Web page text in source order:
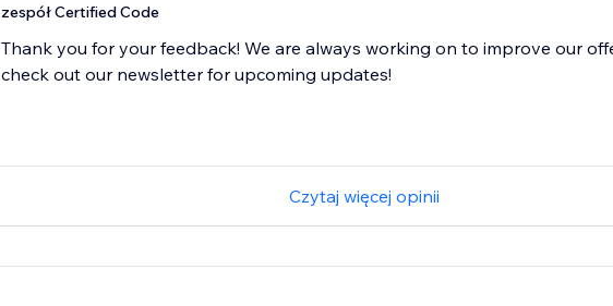
zespół Certified Code
Thank you for your feedback! We are always working on to improve our
check out our newsletter for upcoming updates!
Czytaj więcej opinii